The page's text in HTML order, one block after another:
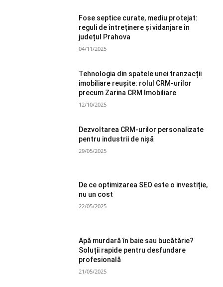
Fose septice curate, mediu protejat:
reguli de întreținere și vidanjare în
județul Prahova
04/11/2025
Tehnologia din spatele unei tranzacții
imobiliare reușite: rolul CRM-urilor
precum Zarina CRM Imobiliare
12/10/2025
Dezvoltarea CRM-urilor personalizate
pentru industrii de nișă
29/05/2025
De ce optimizarea SEO este o investiție,
nu un cost
22/05/2025
Apă murdară în baie sau bucătărie?
Soluții rapide pentru desfundare
profesională
21/05/2025